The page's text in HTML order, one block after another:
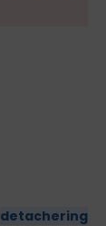
detachering